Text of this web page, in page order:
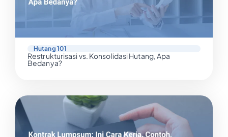
Hutang 101
Restrukturisasi vs. Konsolidasi Hutang, Apa
Bedanya?